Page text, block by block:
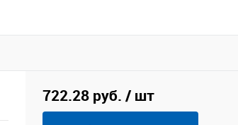
722.28 руб. / шт